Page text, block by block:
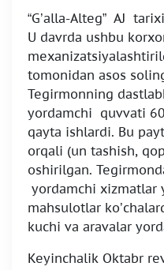
“G’alla-Alteg” AJ
U davrda ushbu
tomonidan asos
Tegirmonning
yordamchi quvvati
qayta ishlardi. Bu
orqali (un tashish,
oshirilgan.
yordamchi xizmatlar
mahsulotlar
kuchi va aravalar
Keyinchalik Oktabr